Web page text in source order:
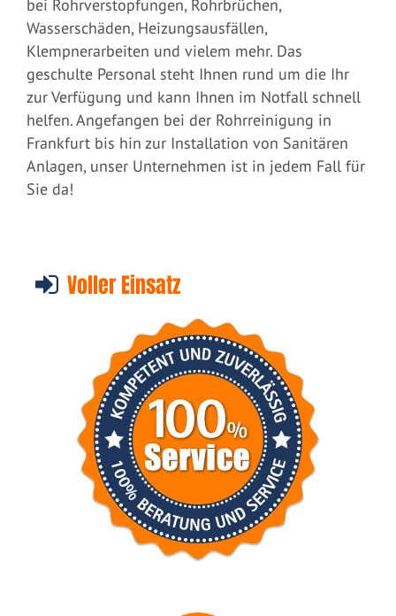
bei Rohrverstopfungen, Rohrbrüchen,
Wasserschäden, Heizungsausfällen,
Klempnerarbeiten und vielem mehr. Das
geschulte Personal steht Ihnen rund um die Ihr
zur Verfügung und kann Ihnen im Notfall schnell
helfen. Angefangen bei der Rohrreinigung in
Frankfurt bis hin zur Installation von Sanitären
Anlagen, unser Unternehmen ist in jedem Fall für
Sie da!
Voller Einsatz